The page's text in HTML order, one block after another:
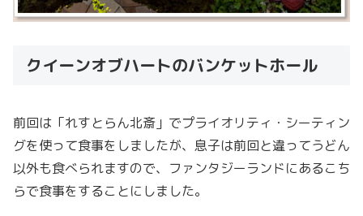
クイーンオブハートのバンケットホール
前回は「れすとらん北斎」でプライオリティ・シーティン
グを使って食事をしましたが、息子は前回と違ってうどん
以外も食べられますので、ファンタジーランドにあるこち
らで食事をすることにしました。